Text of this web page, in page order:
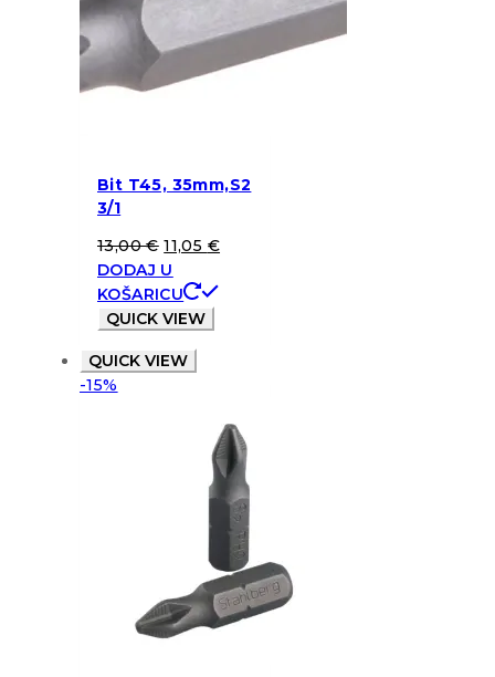
Bit T45, 35mm,S2
3/1
13,00€ 11,05 €
DODAJ U
KOŠARICU
QUICK VIEW
QUICK VIEW
-15%